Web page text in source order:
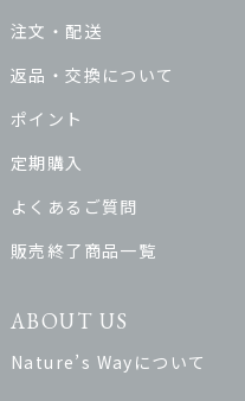
注文・配送
返品・交換について
ポイント
定期購入
よくあるご質問
販売終了商品一覧
ABOUT US
Nature’s Wayについて